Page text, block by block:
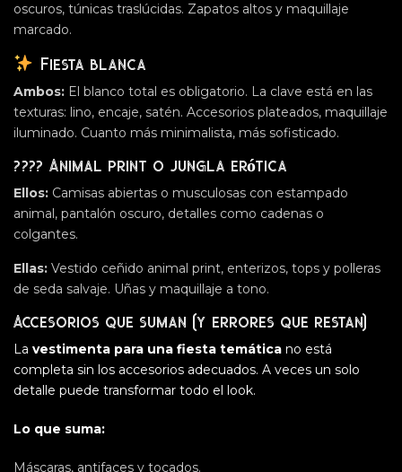
oscuros, túnicas traslúcidas. Zapatos altos y maquillaje
marcado.
Fiesta blanca
Ambos: El blanco total es obligatorio. La clave está en las
texturas: lino, encaje, satén. Accesorios plateados, maquillaje
iluminado. Cuanto más minimalista, más sofisticado.
???? Animal print o jungla erótica
Ellos: Camisas abiertas o musculosas con estampado
animal, pantalón oscuro, detalles como cadenas o
colgantes.
Ellas: Vestido ceñido animal print, enterizos, tops y polleras
de seda salvaje. Uñas y maquillaje a tono.
Accesorios que suman (y errores que restan)
La vestimenta para una fiesta temática no está
completa sin los accesorios adecuados. A veces un solo
detalle puede transformar todo el look.
Lo que suma:
Máscaras, antifaces y tocados.